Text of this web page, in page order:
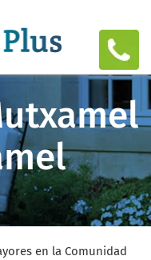
en la Comunidad